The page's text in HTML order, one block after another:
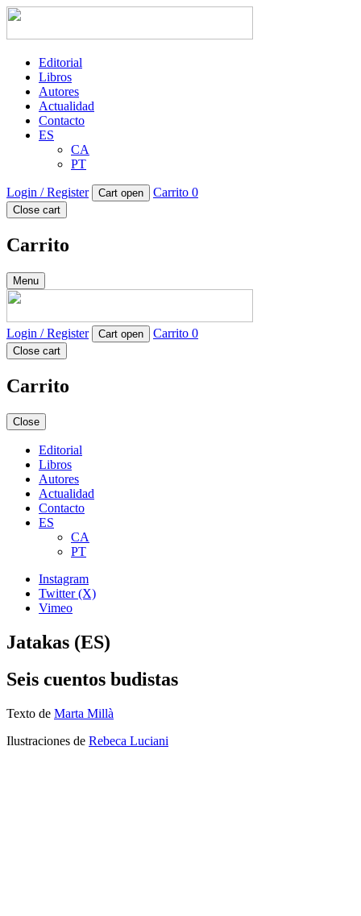
Editorial
Libros
Autores
Actualidad
Contacto
ES
CA
PT
Login / Register Cart open Carrito 0
Close cart
Carrito
Menu
Login / Register Cart open Carrito 0
Close cart
Carrito
Close
Editorial
Libros
Autores
Actualidad
Contacto
ES
CA
PT
Instagram
Twitter (X)
Vimeo
Jatakas (ES)
Seis cuentos budistas
Texto de Marta Millà
Ilustraciones de Rebeca Luciani